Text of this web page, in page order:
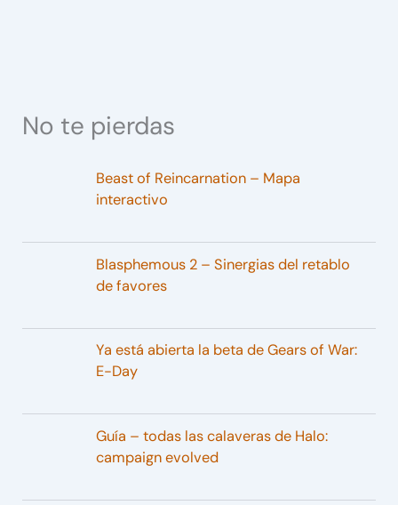
No te pierdas
Beast of Reincarnation – Mapa
interactivo
Blasphemous 2 – Sinergias del retablo
de favores
Ya está abierta la beta de Gears of War:
E-Day
Guía – todas las calaveras de Halo:
campaign evolved